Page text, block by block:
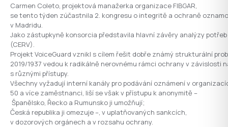
Carmen Coleto, projektová manažerka organizace FIBGAR,
se tento týden zúčastnila 2. kongresu o integritě a ochraně
v Madridu.
Jako zástupkyně konsorcia představila hlavní závěry analýzy
(CERV).
Projekt VoiceGuard vznikl s cílem řešit dobře známý strukturální
2019/1937 vedou k radikálně nerovnému rámci ochrany v
s různými přístupy.
Všechny vyžadují interní kanály pro podávání oznámení v
50 a více zaměstnanci, liší se však v přístupu k anonymitě –
Španělsko, Řecko a Rumunsko ji umožňují;
Česká republika ji omezuje –, v uplatňovaných sankcích,
v dozorových orgánech a v rozsahu ochrany.